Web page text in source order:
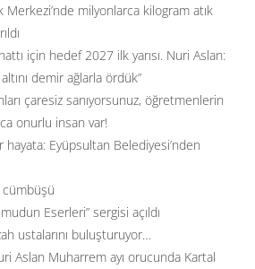
Merkezi’nde milyonlarca kilogram atık
için hedef 2027 ilk yarısı. Nuri Aslan:
altını demir ağlarla ördük”
çaresiz sanıyorsunuz, öğretmenlerin
onurlu insan var!
Eyüpsultan Belediyesi’nden
cümbüşü
Eserleri” sergisi açıldı
ustalarını buluşturuyor…
Aslan Muharrem ayı orucunda Kartal